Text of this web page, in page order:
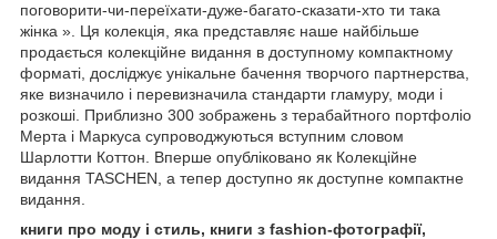
поговорити-чи-переїхати-дуже-багато-сказати-хто ти така
жінка ». Ця колекція, яка представляє наше найбільше
продається колекційне видання в доступному компактному
форматі, досліджує унікальне бачення творчого партнерства,
яке визначило і перевизначила стандарти гламуру, моди і
розкоші. Приблизно 300 зображень з терабайтного портфоліо
Мерта і Маркуса супроводжуються вступним словом
Шарлотти Коттон. Вперше опубліковано як Колекційне
видання TASCHEN, а тепер доступно як доступне компактне
видання.
книги про моду і стиль, книги з fashion-фотографії,